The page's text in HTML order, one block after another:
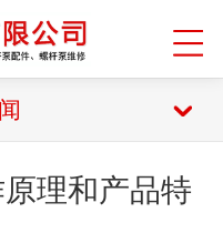
理和产品特